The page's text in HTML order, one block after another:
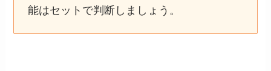
能はセットで判断しましょう。